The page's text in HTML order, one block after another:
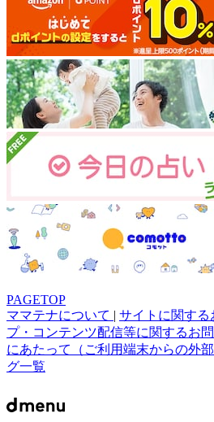
PAGETOP
ママテナについて | サイトに関する
プ・コンテンツ配信等に関するお
にあたって（ご利用端末からの外
グ一覧